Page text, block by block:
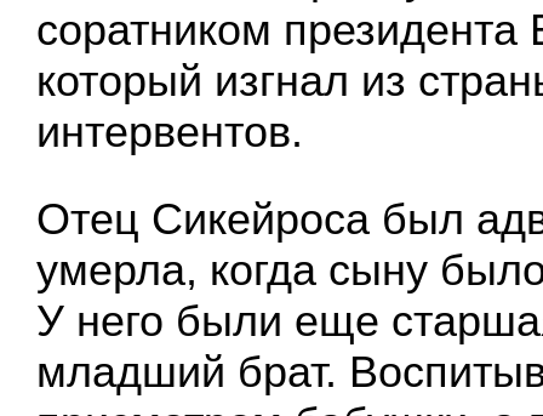
соратником президента
который изгнал из
интервентов.
Отец Сикейроса был
умерла, когда сыну
У него были еще
младший брат.